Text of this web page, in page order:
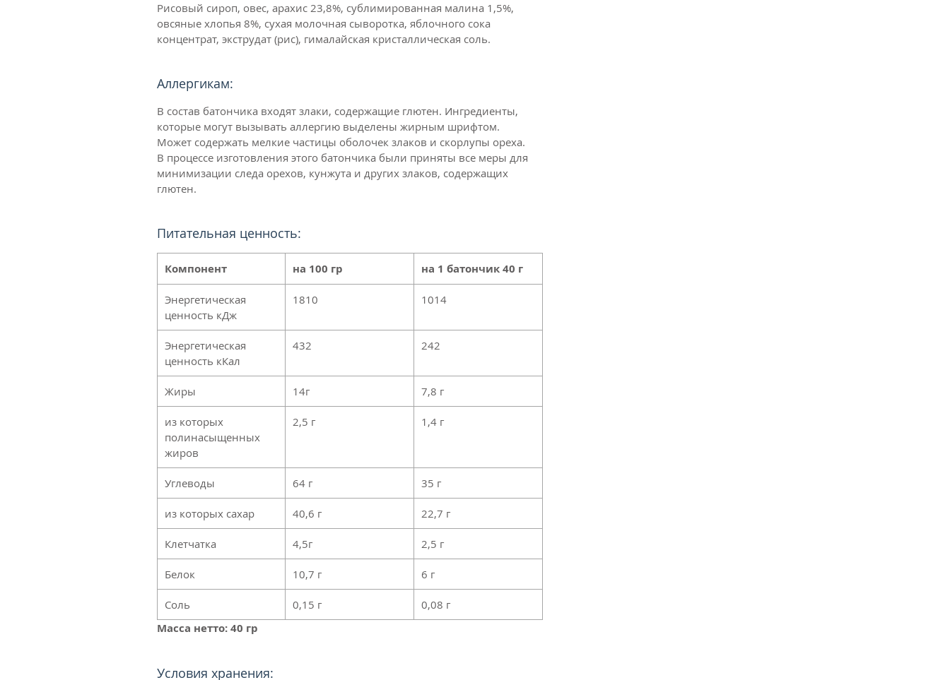
Рисовый сироп, овес, арахис 23,8%, сублимированная малина 1,5%,
овсяные хлопья 8%, сухая молочная сыворотка, яблочного сока
концентрат, экструдат (рис), гималайская кристаллическая соль.
Аллергикам:
В состав батончика входят злаки, содержащие глютен. Ингредиенты,
которые могут вызывать аллергию выделены жирным шрифтом.
Может содержать мелкие частицы оболочек злаков и скорлупы ореха.
В процессе изготовления этого батончика были приняты все меры для
минимизации следа орехов, кунжута и других злаков, содержащих
глютен.
Питательная ценность:
Компонент на 100 гр на 1 батончик 40 г
Энергетическая
ценность кДж
1810 1014
Энергетическая
ценность кКал
432 242
Жиры 14г 7,8 г
из которых
полинасыщенных
жиров
2,5 г 1,4 г
Углеводы 64 г 35 г
из которых сахар 40,6 г 22,7 г
Клетчатка 4,5г 2,5 г
Белок 10,7 г 6 г
Соль 0,15 г 0,08 г
Масса нетто: 40 гр
Условия хранения: